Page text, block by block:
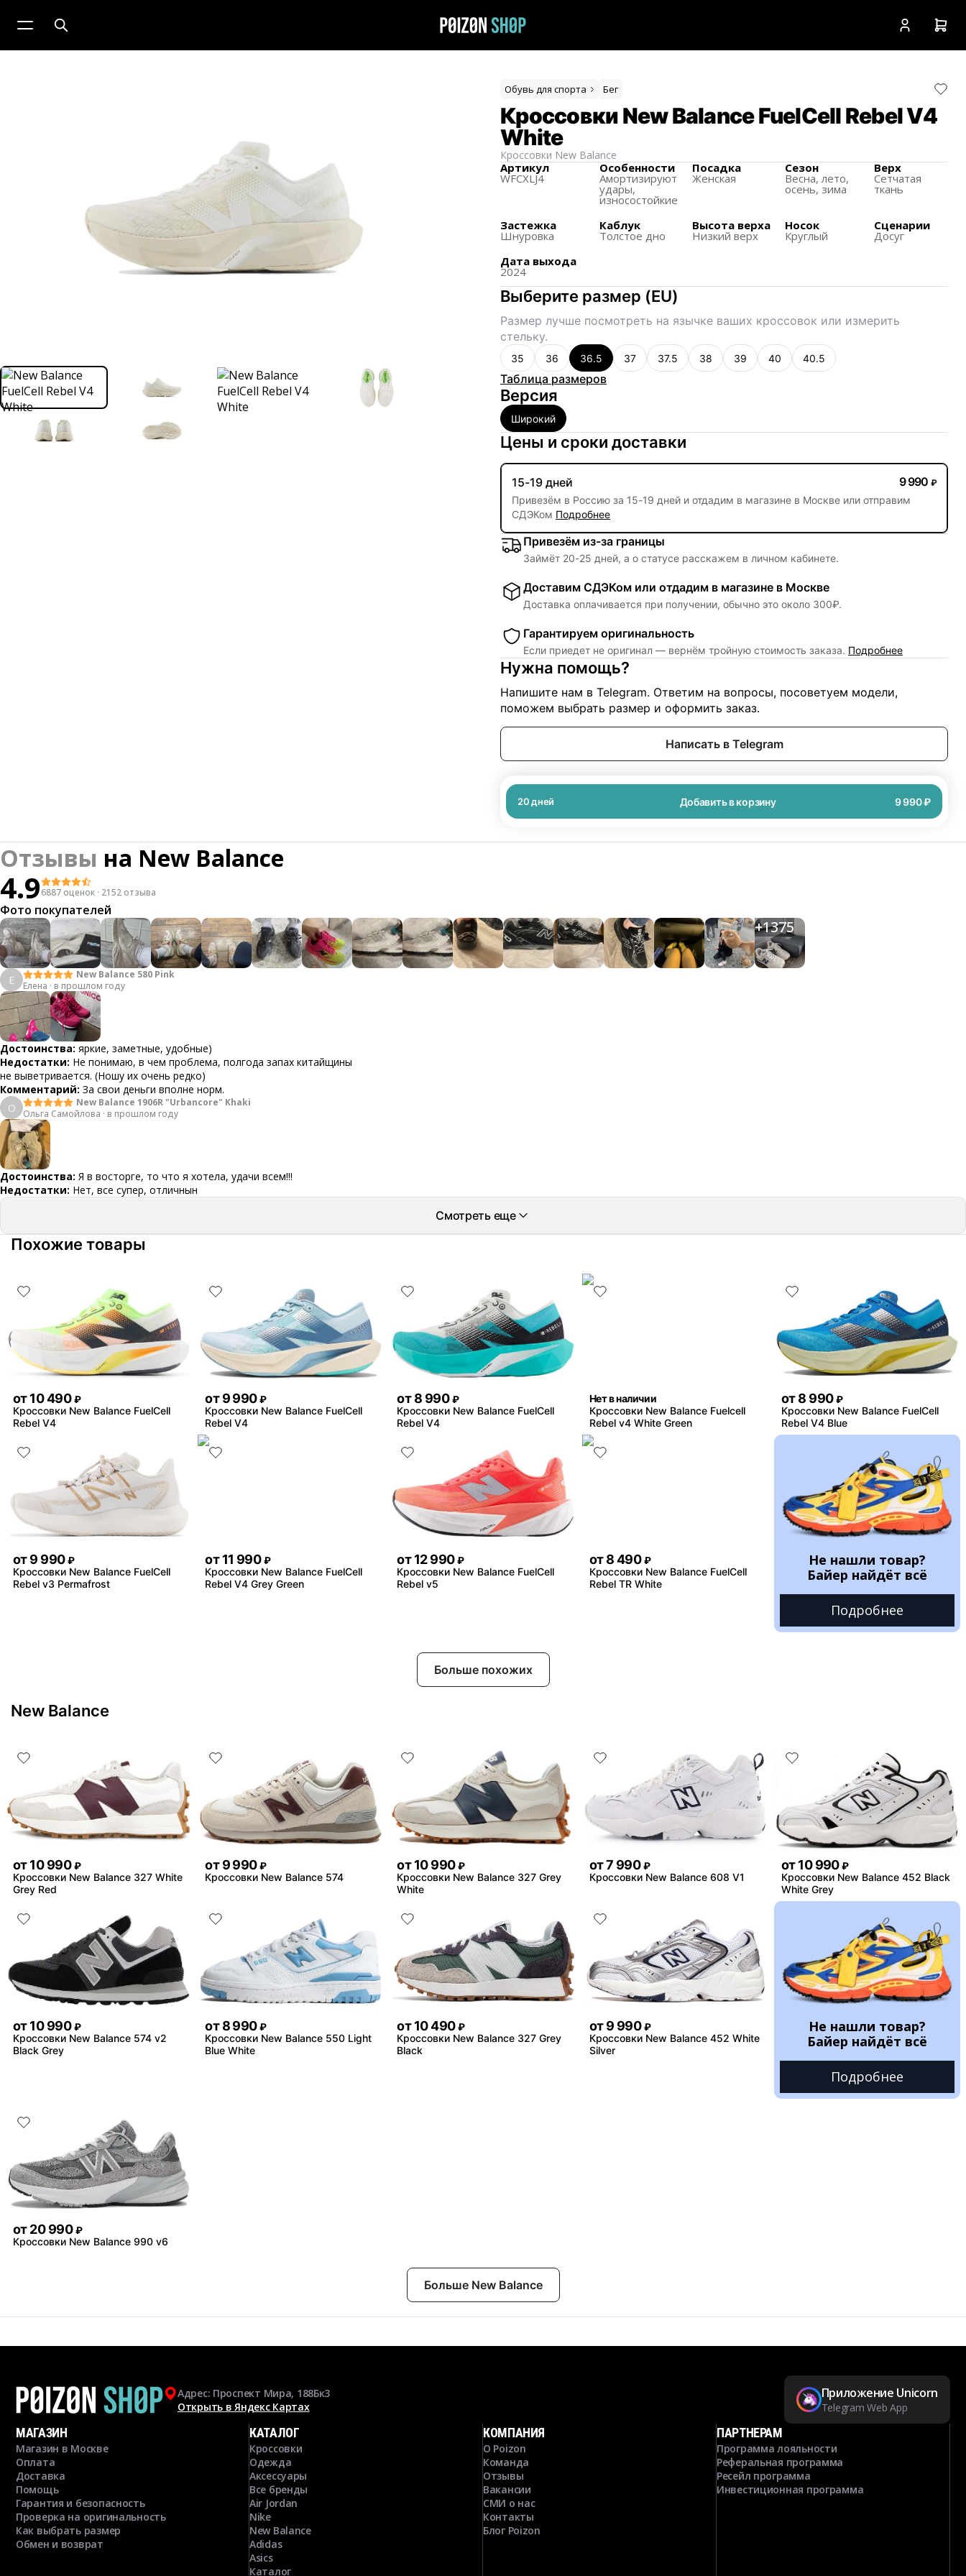
Обувь для спорта Бег
Кроссовки New Balance FuelCell Rebel V4
White
Кроссовки New Balance
Артикул
WFCXLJ4
Особенности
Амортизируют
удары,
износостойкие
Посадка
Женская
Сезон
Весна, лето,
осень, зима
Верх
Сетчатая
ткань
Застежка
Шнуровка
Каблук
Толстое дно
Высота верха
Низкий верх
Носок
Круглый
Сценарии
Досуг
Дата выхода
2024
Выберите размер (EU)
Размер лучше посмотреть на язычке ваших кроссовок или измерить
стельку.
35 36 36.5 37 37.5 38 39 40 40.5
Таблица размеров
Версия
Широкий
Цены и сроки доставки
15-19 дней 9 990 ₽
Привезём в Россию за 15-19 дней и отдадим в магазине в Москве или отправим
СДЭКом Подробнее
Привезём из-за границы
Займёт 20-25 дней, а о статусе расскажем в личном кабинете.
Доставим СДЭКом или отдадим в магазине в Москве
Доставка оплачивается при получении, обычно это около 300₽.
Гарантируем оригинальность
Если приедет не оригинал — вернём тройную стоимость заказа. Подробнее
Нужна помощь?
Напишите нам в Telegram. Ответим на вопросы, посоветуем модели,
поможем выбрать размер и оформить заказ.
Написать в Telegram
20дней Добавить в корзину 9 990 ₽
Отзывы на New Balance
4.96887 оценок · 2152 отзыва
Фото покупателей
+1375
Е
New Balance 580 Pink
Елена · в прошлом году
Достоинства: яркие, заметные, удобные)
Недостатки: Не понимаю, в чем проблема, полгода запах китайщины
не выветривается. (Ношу их очень редко)
Комментарий: За свои деньги вполне норм.
О
New Balance 1906R "Urbancore" Khaki
Ольга Самойлова · в прошлом году
Достоинства: Я в восторге, то что я хотела, удачи всем!!!
Недостатки: Нет, все супер, отличнын
Смотреть еще
Похожие товары
от10 490 ₽
Кроссовки New Balance FuelCell
Rebel V4
от 9 990 ₽
Кроссовки New Balance FuelCell
Rebel V4
от 8 990 ₽
Кроссовки New Balance FuelCell
Rebel V4
Нет в наличии
Кроссовки New Balance Fuelcell
Rebel v4 White Green
от 8 990 ₽
Кроссовки New Balance FuelCell
Rebel V4 Blue
от9 990 ₽
Кроссовки New Balance FuelCell
Rebel v3 Permafrost
от 11 990 ₽
Кроссовки New Balance FuelCell
Rebel V4 Grey Green
от 12 990 ₽
Кроссовки New Balance FuelCell
Rebel v5
от 8 490 ₽
Кроссовки New Balance FuelCell
Rebel TR White
Не нашли товар?
Байер найдёт всё
Подробнее
Больше похожих
New Balance
от10 990 ₽
Кроссовки New Balance 327 White
Grey Red
от 9 990 ₽
Кроссовки New Balance 574
от 10 990 ₽
Кроссовки New Balance 327 Grey
White
от7 990 ₽
Кроссовки New Balance 608 V1
от 10 990 ₽
Кроссовки New Balance 452 Black
White Grey
от10 990 ₽
Кроссовки New Balance 574 v2
Black Grey
от 8 990 ₽
Кроссовки New Balance 550 Light
Blue White
от 10 490 ₽
Кроссовки New Balance 327 Grey
Black
от 9 990 ₽
Кроссовки New Balance 452 White
Silver
Не нашли товар?
Байер найдёт всё
Подробнее
от20 990 ₽
Кроссовки New Balance 990 v6
Больше New Balance
Адрес: Проспект Мира, 188Бк3
Открыть в Яндекс Картах
Приложение Unicorn
Telegram Web App
МАГАЗИН
Магазин в Москве
Оплата
Доставка
Помощь
Гарантия и безопасность
Проверка на оригинальность
Как выбрать размер
Обмен и возврат
КАТАЛОГ
Кроссовки
Одежда
Аксессуары
Все бренды
Air Jordan
Nike
New Balance
Adidas
Asics
Каталог
КОМПАНИЯ
О Poizon
Команда
Отзывы
Вакансии
СМИ о нас
Контакты
Блог Poizon
ПАРТНЕРАМ
Программа лояльности
Реферальная программа
Ресейл программа
Инвестиционная программа